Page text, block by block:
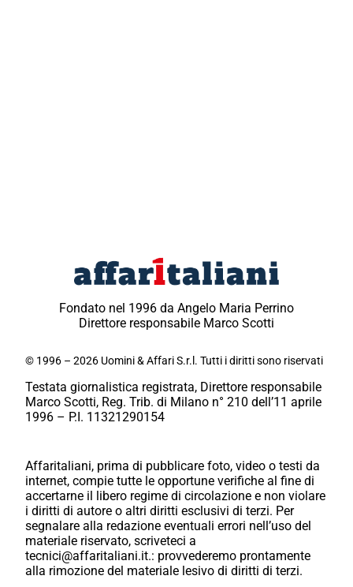
Fondato nel 1996 da Angelo Maria Perrino
Direttore responsabile Marco Scotti
© 1996 – 2026 Uomini & Affari S.r.l. Tutti i diritti sono riservati
Testata giornalistica registrata, Direttore responsabile
Marco Scotti, Reg. Trib. di Milano n° 210 dell’11 aprile
1996 – P.I. 11321290154
Affaritaliani, prima di pubblicare foto, video o testi da
internet, compie tutte le opportune verifiche al fine di
accertarne il libero regime di circolazione e non violare
i diritti di autore o altri diritti esclusivi di terzi. Per
segnalare alla redazione eventuali errori nell’uso del
materiale riservato, scriveteci a
tecnici@affaritaliani.it.: provvederemo prontamente
alla rimozione del materiale lesivo di diritti di terzi.